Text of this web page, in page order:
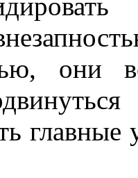
они